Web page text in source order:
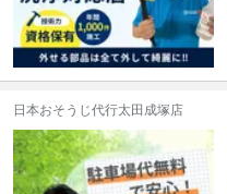
日本おそうじ代行太田成塚店